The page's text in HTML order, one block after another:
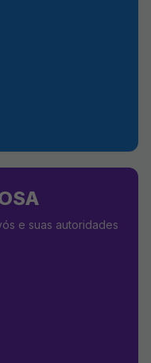
e suas autoridades